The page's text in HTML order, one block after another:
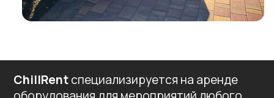
ChillRentспециализируется на аренде